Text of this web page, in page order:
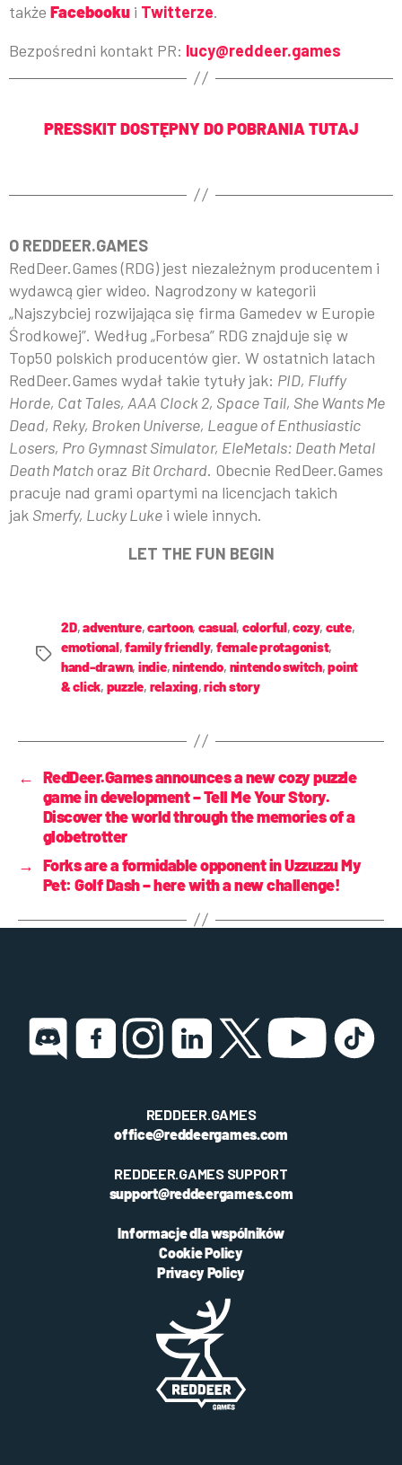
także Facebooku i Twitterze.
Bezpośredni kontakt PR: lucy@reddeer.games
PRESSKIT DOSTĘPNY DO POBRANIA TUTAJ
O REDDEER.GAMES
RedDeer.Games (RDG) jest niezależnym producentem i
wydawcą gier wideo. Nagrodzony w kategorii
„Najszybciej rozwijająca się firma Gamedev w Europie
Środkowej”. Według „Forbesa” RDG znajduje się w
Top50 polskich producentów gier. W ostatnich latach
RedDeer.Games wydał takie tytuły jak: PID, Fluffy
Horde, Cat Tales, AAA Clock 2, Space Tail, She Wants Me
Dead, Reky, Broken Universe, League of Enthusiastic
Losers, Pro Gymnast Simulator, EleMetals: Death Metal
Death Matchoraz Bit Orchard. Obecnie RedDeer.Games
pracuje nad grami opartymi na licencjach takich
jak Smerfy, Lucky Luke i wiele innych.
LET THE FUN BEGIN
2D,adventure,cartoon, casual, colorful,cozy, cute,
emotional,family friendly, female protagonist,
hand-drawn, indie,nintendo, nintendo switch,point
& click, puzzle, relaxing,rich story
← RedDeer.Games announces a new cozy puzzle
game in development – Tell Me Your Story.
Discover the world through the memories of a
globetrotter
→ Forks are a formidable opponent in Uzzuzzu My
Pet: Golf Dash – here with a new challenge!
REDDEER.GAMES
office@reddeergames.com
REDDEER.GAMES SUPPORT
support@reddeergames.com
Informacje dla wspólników
Cookie Policy
Privacy Policy